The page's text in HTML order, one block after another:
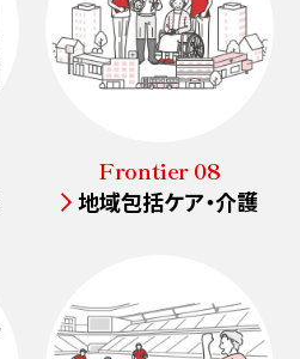
Frontier 08
地域包括ケア・介護